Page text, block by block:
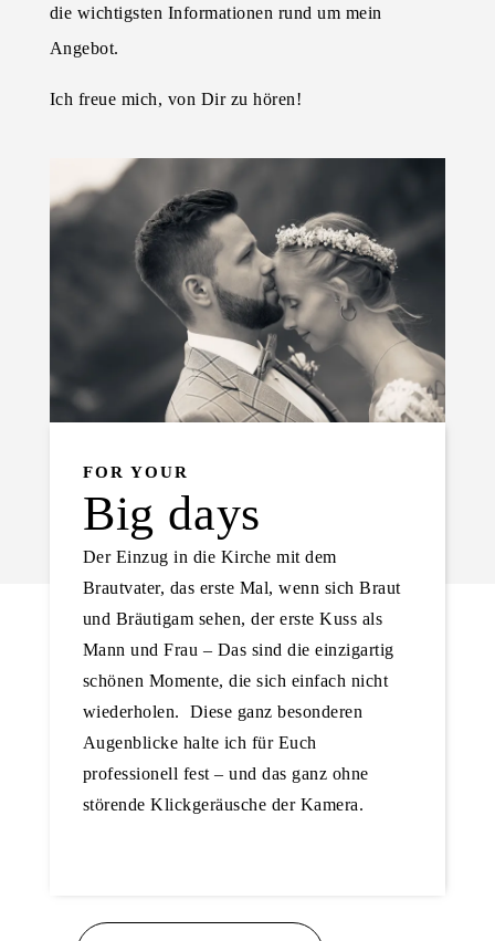
die wichtigsten Informationen rund um mein
Angebot.
Ich freue mich, von Dir zu hören!
FOR YOUR
Big days
Der Einzug in die Kirche mit dem
Brautvater, das erste Mal, wenn sich Braut
und Bräutigam sehen, der erste Kuss als
Mann und Frau – Das sind die einzigartig
schönen Momente, die sich einfach nicht
wiederholen. Diese ganz besonderen
Augenblicke halte ich für Euch
professionell fest – und das ganz ohne
störende Klickgeräusche der Kamera.